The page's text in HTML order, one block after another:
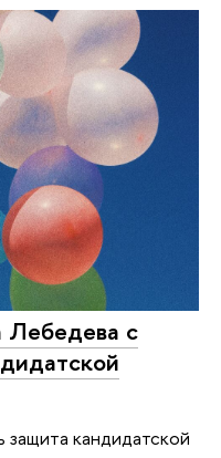
Лебедева с
защита кандидатской